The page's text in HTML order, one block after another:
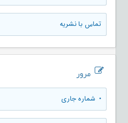
تماس با نشریه
مرور
• شماره جاری